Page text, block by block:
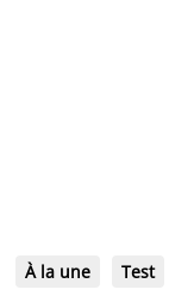
À la une Test